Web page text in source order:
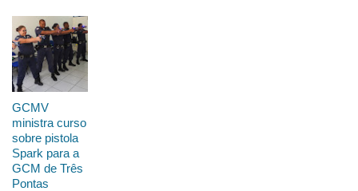
GCMV
ministra curso
sobre pistola
Spark para a
GCM de Três
Pontas